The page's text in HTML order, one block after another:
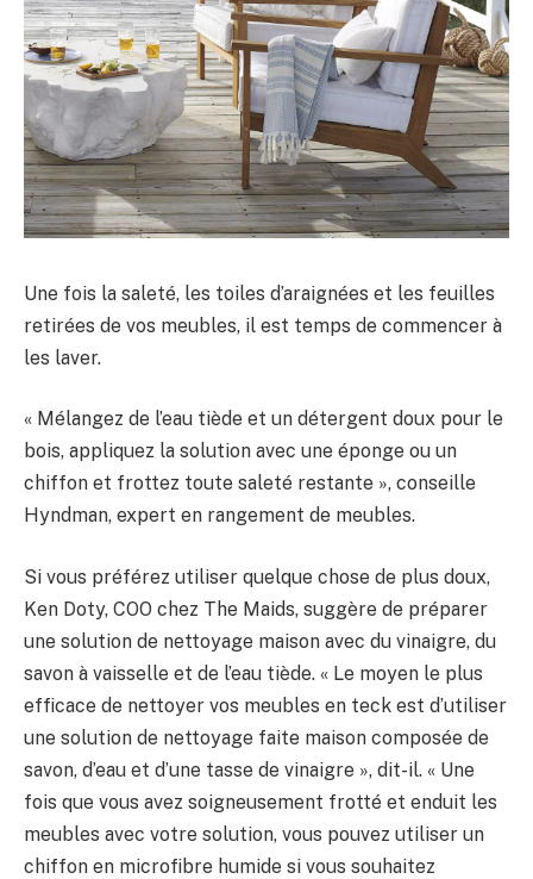
Une fois la saleté, les toiles d’araignées et les feuilles
retirées de vos meubles, il est temps de commencer à
les laver.
« Mélangez de l’eau tiède et un détergent doux pour le
bois, appliquez la solution avec une éponge ou un
chiffon et frottez toute saleté restante », conseille
Hyndman, expert en rangement de meubles.
Si vous préférez utiliser quelque chose de plus doux,
Ken Doty, COO chez The Maids, suggère de préparer
une solution de nettoyage maison avec du vinaigre, du
savon à vaisselle et de l’eau tiède. « Le moyen le plus
efficace de nettoyer vos meubles en teck est d’utiliser
une solution de nettoyage faite maison composée de
savon, d’eau et d’une tasse de vinaigre », dit-il. « Une
fois que vous avez soigneusement frotté et enduit les
meubles avec votre solution, vous pouvez utiliser un
chiffon en microfibre humide si vous souhaitez